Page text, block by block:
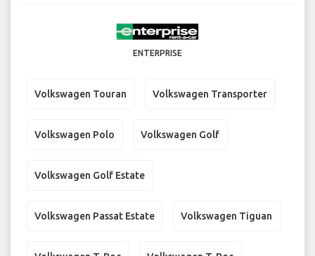
ENTERPRISE
Volkswagen Touran Volkswagen Transporter
Volkswagen Polo Volkswagen Golf
Volkswagen Golf Estate
Volkswagen Passat Estate Volkswagen Tiguan